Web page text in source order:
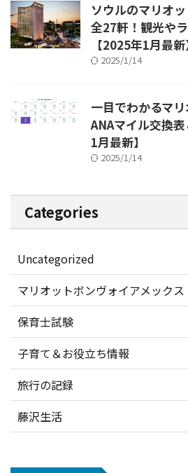
ソウルのマリオ
全27軒！観光や
【2025年1月最新
2025/1/14
一目でわかるマ
ANAマイル交換
1月最新】
2025/1/14
Categories
Uncategorized
マリオットボンヴォイアメックス
保育士試験
子育て＆お役立ち情報
旅行の記録
藤沢生活